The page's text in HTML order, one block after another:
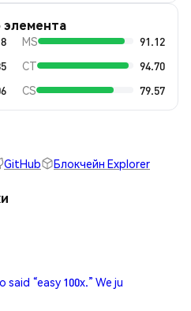
MS
91.12
CT
94.70
CS 79.57
GitHub Блокчейн Explorer
“easy 100x.” We ju